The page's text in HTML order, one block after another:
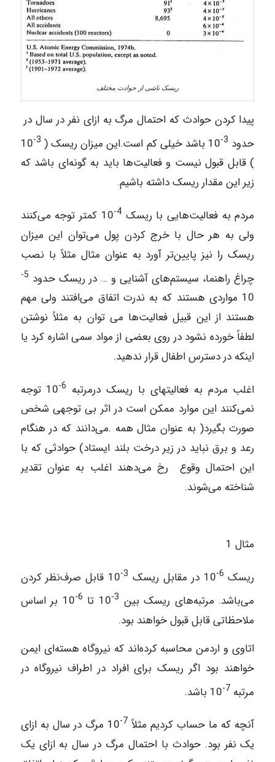
ریسک ناشی از حوادث مختلف
پیدا کردن حوادث که احتمال مرگ به ازای نفر در سال در
حدود 3- 10 باشد خیلی کم است.این میزان ریسک ( 3-
10
) قابل قبول نیست و فعالیت‌ها باید به گونه‌ای باشد که
زیر این مقدار ریسک داشته باشیم.
مردم به فعالیت‌هایی با ریسک4-
10 کمتر توجه می‌کنند
ولی به هر حال با خرج کردن پول می‌توان این میزان
ریسک را نیز پایین‌تر آورد به عنوان مثال مثلاً با نصب
چراغ راهنما، سیستم‌های آشنایی و … در ریسک حدود 5-
10 مواردی هستند که به ندرت اتفاق می‌افتند ولی مهم
هستند از این قبیل فعالیت‌ها می توان به مثلاً نوشتن
لطفاً خورده نشود در روی بعضی از مواد سمی اشاره کرد یا
اینکه در دسترس اطفال قرار ندهید.
اغلب مردم به فعالیتهای با ریسک درمرتبه 6-
10 توجه
نمی‌کنند این موارد ممکن است در اثر بی توجهی شخص
صورت بگیرد( به عنوان مثال همه .می‌دانند که در هنگام
رعد و برق نباید در زیر درخت بلند ایستاد) حوادثی که با
این احتمال وقوع رخ می‌دهند اغلب به عنوان تقدیر
شناخته می‌شوند.
مثال 1
ریسک 6- 10 در مقابل ریسک 3-
10 قابل صرف‌نظر کردن
می‌باشد. مرتبه‌های ریسک بین 3- 10 تا 6-
10 بر اساس
ملاحظاتی قابل قبول خواهند بود.
اتاوی و اردمن محاسبه کرده‌اند که نیروگاه هسته‌ای ایمن
خواهند بود اگر ریسک برای افراد در اطراف نیروگاه در
مرتبه 7- 10 باشد.
آنچه که ما حساب کردیم مثلاً 7-
10 مرگ در سال به ازای
یک نفر بود. حوادث با احتمال مرگ در سال به ازای یک